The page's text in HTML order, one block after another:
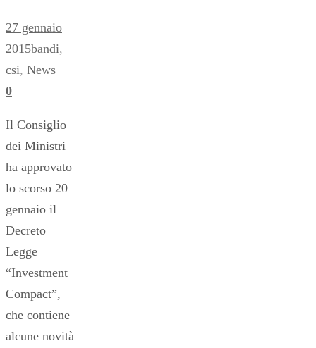
27 gennaio
2015bandi,
csi, News
0
Il Consiglio
dei Ministri
ha approvato
lo scorso 20
gennaio il
Decreto
Legge
“Investment
Compact”,
che contiene
alcune novità